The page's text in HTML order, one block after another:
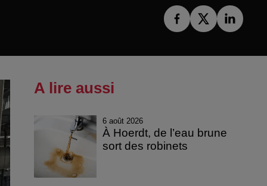
A lire aussi
6 août 2026
À Hoerdt, de l’eau brune
sort des robinets